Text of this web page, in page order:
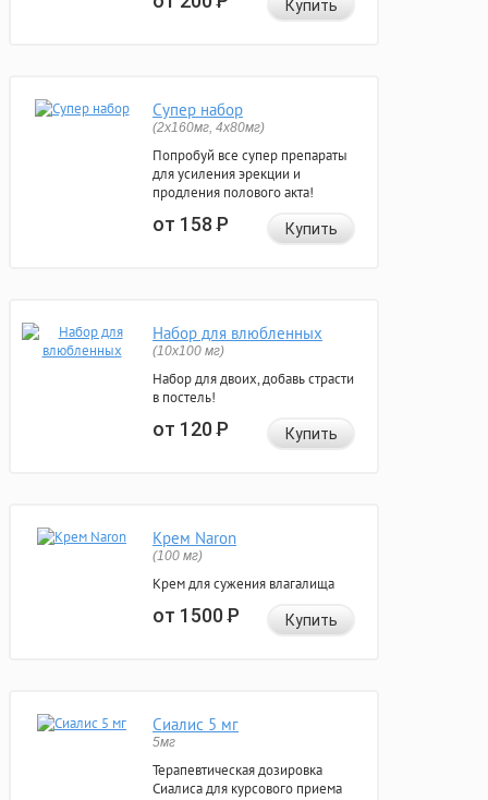
Купить
Супер набор
(2х160мг, 4х80мг)
Попробуй все супер препараты
для усиления эрекции и
продления полового акта!
от 158Р Купить
Набор для влюбленных
(10х100 мг)
Набор для двоих, добавь страсти
в постель!
от 120Р Купить
Крем Naron
(100 мг)
Крем для сужения влагалища
от 1500Р Купить
Сиалис 5 мг
5мг
Терапевтическая дозировка
Сиалиса для курсового приема